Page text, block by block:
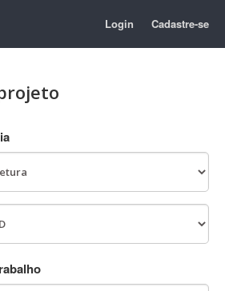
Login Cadastre-se